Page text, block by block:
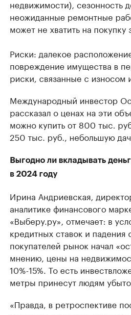
недвижимости), сезонность
неожиданные ремонтные
может не хватить на покупку
Риски: далекое
повреждение имущества в
риски, связанные с износом
Международный инвестор
рассказал о ценах на эти
можно купить от 800 тыс.
250 тыс. руб., небольшую
Выгодно ли вкладывать
в 2024 году
Ирина Андриевская,
аналитике финансового
«Выберу.ру», отмечает: в
кредитных ставок и падения
покупателей рынок начал
мнению, цены на
10%-15%. То есть
метры принесут людям
«Правда, в ретроспективе